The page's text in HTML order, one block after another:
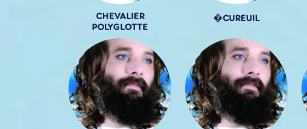
CHEVALIER
POLYGLOTTE
�CUREUIL